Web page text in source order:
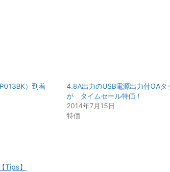
）到着
4.8A出力のUSB電源出力付OAタ
が タイムセール特価！
2014年7月15日
特価
】